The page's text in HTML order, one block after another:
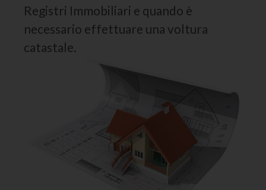
Registri Immobiliari e quando è
necessario effettuare una voltura
catastale.